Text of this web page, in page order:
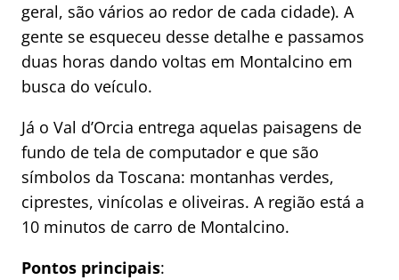
geral, são vários ao redor de cada cidade). A
gente se esqueceu desse detalhe e passamos
duas horas dando voltas em Montalcino em
busca do veículo.
Já o Val d’Orcia entrega aquelas paisagens de
fundo de tela de computador e que são
símbolos da Toscana: montanhas verdes,
ciprestes, vinícolas e oliveiras. A região está a
10 minutos de carro de Montalcino.
Pontos principais: